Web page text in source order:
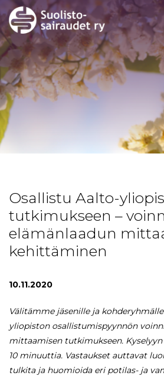
Osallistu Aalto-
tutkimukseen –
elämänlaadun
kehittäminen
10.11.2020
Välitämme jäsenille ja
yliopiston osallistumispyynnön
mittaamisen tutkimukseen.
10 minuuttia. Vastaukset auttavat
tulkita ja huomioida eri potilas- ja